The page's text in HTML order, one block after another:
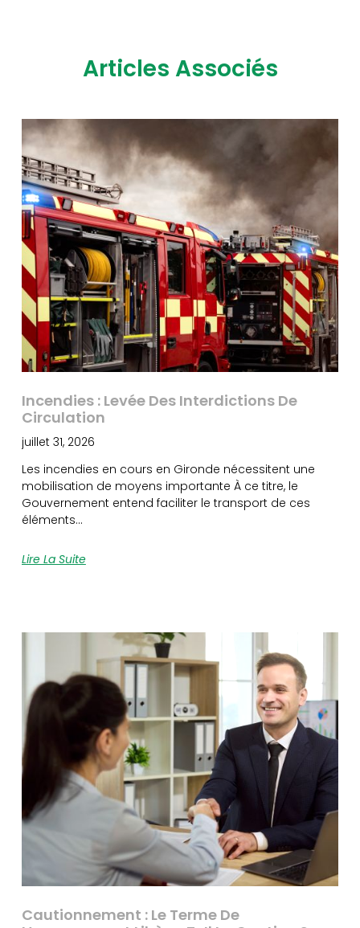
Articles Associés
Incendies : Levée Des Interdictions De
Circulation
juillet 31, 2026
Les incendies en cours en Gironde nécessitent une
mobilisation de moyens importante À ce titre, le
Gouvernement entend faciliter le transport de ces
éléments…
Lire La Suite
Cautionnement : Le Terme De